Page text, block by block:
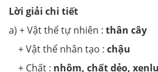
Lời giải chi tiết
a) + Vật thể tự nhiên : thân cây
+ Vật thể nhân tạo : chậu
+ Chất : nhôm, chất dẻo,